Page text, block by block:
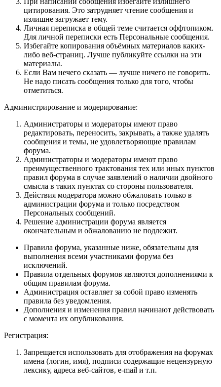
цитирования. Это затрудняет чтение сообщения и
излишне загружает тему.
Личная переписка в общей теме считается оффтопиком.
Для личной переписки есть Персональные сообщения.
Избегайте копирования объёмных материалов каких-
либо веб-страниц. Лучше публикуйте ссылки на эти
материалы.
Если Вам нечего сказать — лучше ничего не говорить.
Не надо писать сообщения только для того, чтобы
отметиться.
Администрирование и модерирование:
Администраторы и модераторы имеют право
редактировать, переносить, закрывать, а также удалять
сообщения и темы, не удовлетворяющие правилам
форума.
Администраторы и модераторы имеют право
преимущественного трактования тех или иных пунктов
правил форума в случае заявлений о наличии двойного
смысла в таких пунктах со стороны пользователя.
Действия модератора можно обжаловать только в
администрации форума и только посредством
Персональных сообщений.
Решение администрации форума является
окончательным и обжалованию не подлежит.
Правила форума, указанные ниже, обязательны для
выполнения всеми участниками форума без
исключений.
Правила отдельных форумов являются дополнениями к
общим правилам форума.
Администрация оставляет за собой право изменять
правила без уведомления.
Дополнения и изменения правил начинают действовать
с момента их опубликования.
Регистрация:
Запрещается использовать для отображения на форумах
имена (логин, имя), подписи содержащие нецензурную
лексику, адреса веб-сайтов, e-mail и т.п.